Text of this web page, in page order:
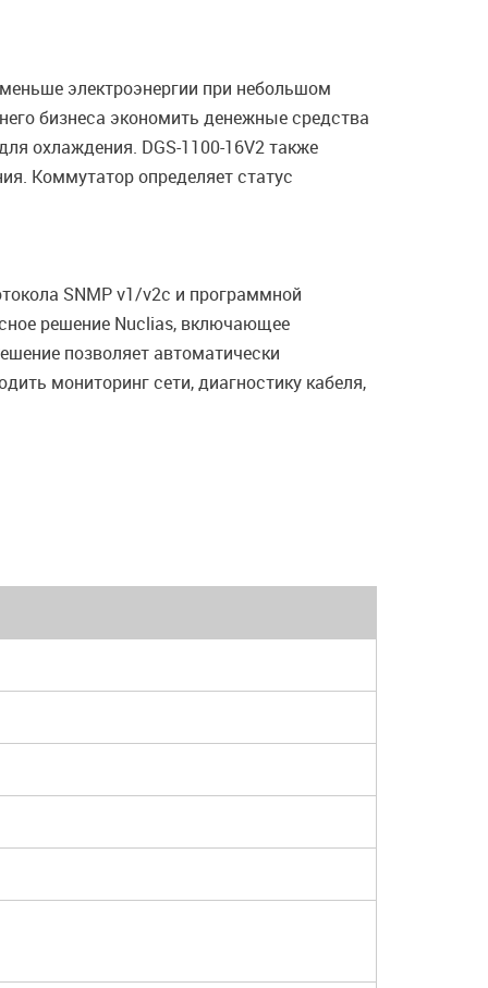
электроэнергии при небольшом
бизнеса экономить денежные средства
охлаждения. DGS-1100-16V2 также
Коммутатор определяет статус
SNMP v1/v2с и программной
решение Nuclias, включающее
позволяет автоматически
мониторинг сети, диагностику кабеля,